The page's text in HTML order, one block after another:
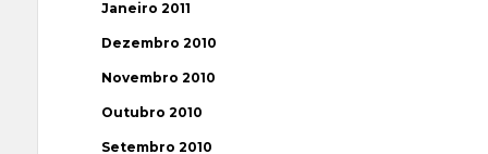
Janeiro 2011
Dezembro 2010
Novembro 2010
Outubro 2010
Setembro 2010